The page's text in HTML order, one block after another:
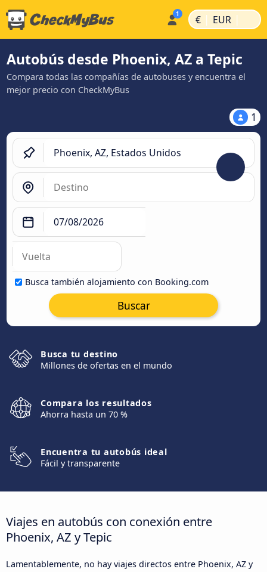
€ | EUR |
Autobús desde Phoenix, AZ a Tepic
Compara todas las compañías de autobuses y encuentra el
mejor precio con CheckMyBus
1
Busca también alojamiento con Booking.com
Buscar
Busca tu destino
Millones de ofertas en el mundo
Compara los resultados
Ahorra hasta un 70 %
Encuentra tu autobús ideal
Fácil y transparente
Viajes en autobús con conexión entre
Phoenix, AZ y Tepic
Lamentablemente, no hay viajes directos entre Phoenix, AZ y